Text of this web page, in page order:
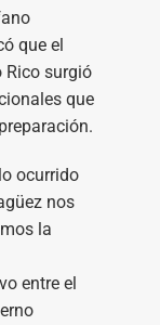
que el
Rico surgió
que
ocurrido
nos
la
entre el